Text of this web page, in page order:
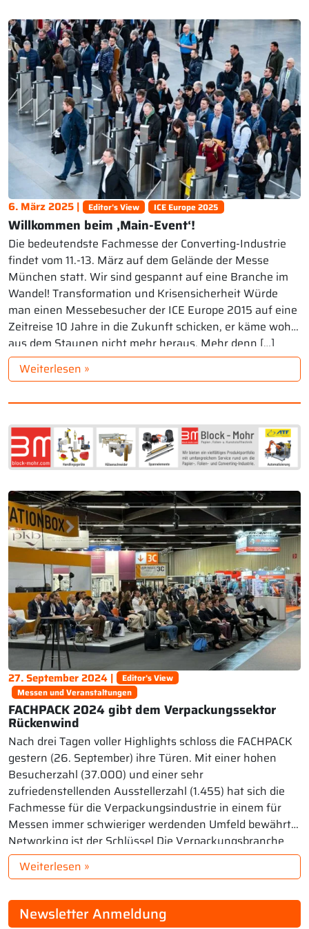
6. März 2025 | Editor's View ICE Europe 2025
Willkommen beim ‚Main-Event‘!
Die bedeutendste Fachmesse der Converting-Industrie
findet vom 11.-13. März auf dem Gelände der Messe
München statt. Wir sind gespannt auf eine Branche im
Wandel! Transformation und Krisensicherheit Würde
man einen Messebesucher der ICE Europe 2015 auf eine
Zeitreise 10 Jahre in die Zukunft schicken, er käme wohl
aus dem Staunen nicht mehr heraus. Mehr denn […]
Weiterlesen »
27. September 2024 |
Editor's View
Messen und Veranstaltungen
FACHPACK 2024 gibt dem Verpackungssektor
Rückenwind
Nach drei Tagen voller Highlights schloss die FACHPACK
gestern (26. September) ihre Türen. Mit einer hohen
Besucherzahl (37.000) und einer sehr
zufriedenstellenden Ausstellerzahl (1.455) hat sich die
Fachmesse für die Verpackungsindustrie in einem für
Messen immer schwieriger werdenden Umfeld bewährt.
Networking ist der Schlüssel Die Verpackungsbranche
hat in den letzten Jahren viel durchgemacht. Von der […]
Weiterlesen »
Newsletter Anmeldung